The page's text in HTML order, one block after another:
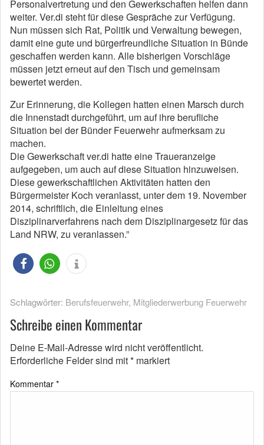
Personalvertretung und den Gewerkschaften helfen dann
weiter. Ver.di steht für diese Gespräche zur Verfügung.
Nun müssen sich Rat, Politik und Verwaltung bewegen,
damit eine gute und bürgerfreundliche Situation in Bünde
geschaffen werden kann. Alle bisherigen Vorschläge
müssen jetzt erneut auf den Tisch und gemeinsam
bewertet werden.
Zur Erinnerung, die Kollegen hatten einen Marsch durch
die Innenstadt durchgeführt, um auf ihre berufliche
Situation bei der Bünder Feuerwehr aufmerksam zu
machen.
Die Gewerkschaft ver.di hatte eine Traueranzeige
aufgegeben, um auch auf diese Situation hinzuweisen.
Diese gewerkschaftlichen Aktivitäten hatten den
Bürgermeister Koch veranlasst, unter dem 19. November
2014, schriftlich, die Einleitung eines
Disziplinarverfahrens nach dem Disziplinargesetz für das
Land NRW, zu veranlassen.”
Schlagwörter: Berufsfeuerwehr, Mitgliederwerbung Feuerwehr
Schreibe einen Kommentar
Deine E-Mail-Adresse wird nicht veröffentlicht.
Erforderliche Felder sind mit* markiert
Kommentar *